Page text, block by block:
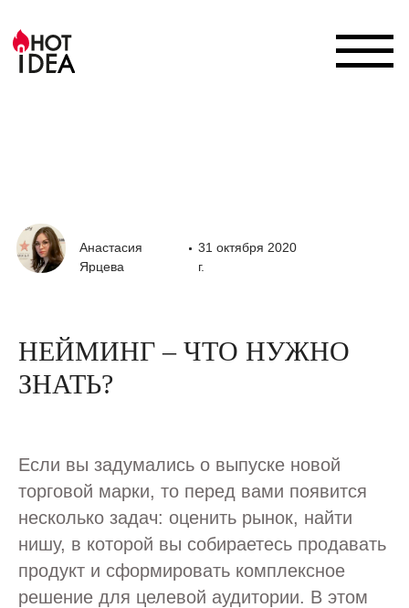
Анастасия
Ярцева
31 октября 2020
г.
НЕЙМИНГ – ЧТО НУЖНО
ЗНАТЬ?
Если вы задумались о выпуске новой
торговой марки, то перед вами появится
несколько задач: оценить рынок, найти
нишу, в которой вы собираетесь продавать
продукт и сформировать комплексное
решение для целевой аудитории. В этом